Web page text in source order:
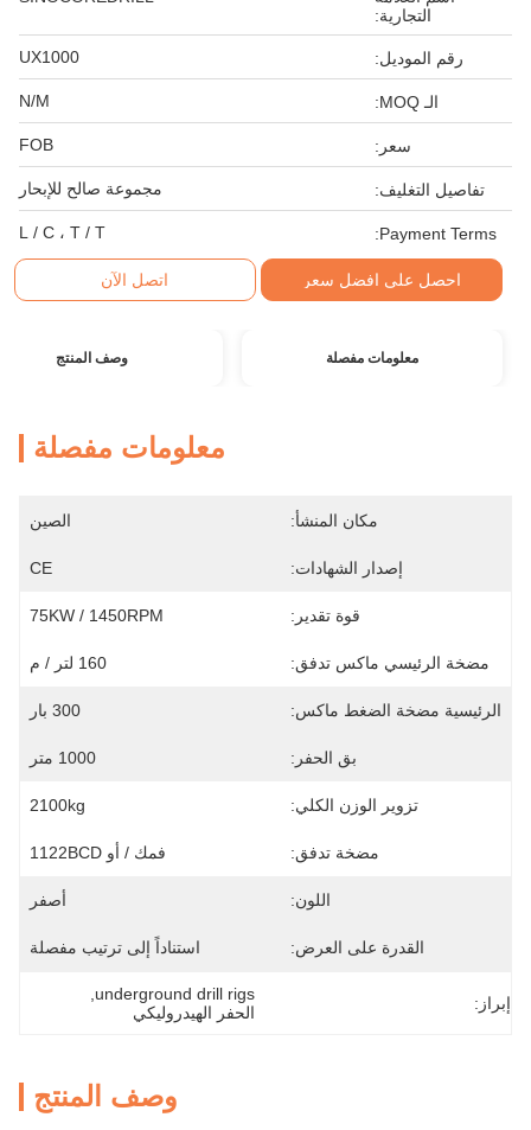
التجارية:
رقم الموديل: UX1000
الـ MOQ: N/M
سعر: FOB
تفاصيل التغليف: مجموعة صالح للإبحار
Payment Terms: L / C ، T / T
احصل على افضل سعر اتصل الآن
معلومات مفصلة وصف المنتج
معلومات مفصلة
مكان المنشأ: الصين
إصدار الشهادات: CE
قوة تقدير: 75KW / 1450RPM
مضخة الرئيسي ماكس تدفق: 160 لتر / م
الرئيسية مضخة الضغط ماكس: 300 بار
بق الحفر: 1000 متر
تزوير الوزن الكلي: 2100kg
مضخة تدفق: فمك / أو 1122BCD
اللون: أصفر
القدرة على العرض: استناداً إلى ترتيب مفصلة
إبراز: underground drill rigs
الحفر الهيدروليكي
وصف المنتج